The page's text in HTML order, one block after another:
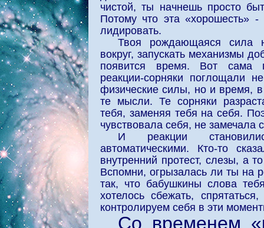
чистой, ты начнешь просто
Потому что эта «хорошесть» -
лидировать.
Твоя рождающаяся сила
вокруг, запускать механизмы
появится время. Вот сама
реакции-сорняки поглощали
физические силы, но и время,
те мысли. Те сорняки
тебя, заменяя тебя на себя.
чувствовала себя, не замечала
И реакции
автоматическими. Кто-то
внутренний протест, слезы, а
Вспомни, огрызалась ли ты на
так, что бабушкины слова
хотелось сбежать,
контролируем себя в эти
Со временем